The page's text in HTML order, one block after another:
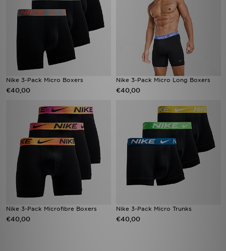
Nike 3-Pack Micro Boxers
€40,00
Nike 3-Pack Micro Long Boxers
€40,00
Nike 3-Pack Microfibre Boxers
€40,00
Nike 3-Pack Micro Trunks
€40,00